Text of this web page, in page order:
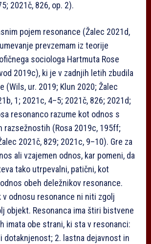
2021č, 826, op. 2).
pojem resonance (Žalec 2021d,
prevzemam iz teorije
sociologa Hartmuta Rose
2019c), ki je v zadnjih letih zbudila
(Wils, ur. 2019; Klun 2020; Žalec
1; 2021c, 4–5; 2021č, 826; 2021d;
resonanco razume kot odnos s
razsežnostih (Rosa 2019c, 195ff;
2021č, 829; 2021c, 9–10). Gre za
ali vzajemen odnos, kar pomeni, da
tako utrpevalni, patični, kot
obeh deležnikov resonance.
v odnosu resonance ni niti zgolj
objekt. Resonanca ima štiri bistvene
imata obe strani, ki sta v resonanci:
dotaknjenost; 2. lastna dejavnost in